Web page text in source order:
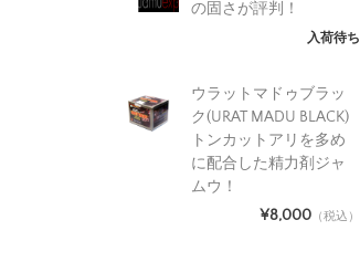
の固さが評判！
入荷待ち
ウラットマドゥブラッ
ク(URAT MADU BLACK)
トンカットアリを多め
に配合した精力剤ジャ
ムウ！
¥8,000 （税込）